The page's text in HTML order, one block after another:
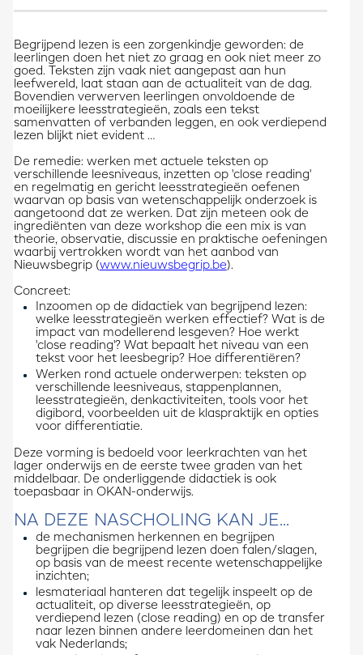
Begrijpend lezen is een zorgenkindje geworden: de
leerlingen doen het niet zo graag en ook niet meer zo
goed. Teksten zijn vaak niet aangepast aan hun
leefwereld, laat staan aan de actualiteit van de dag.
Bovendien verwerven leerlingen onvoldoende de
moeilijkere leesstrategieën, zoals een tekst
samenvatten of verbanden leggen, en ook verdiepend
lezen blijkt niet evident …
De remedie: werken met actuele teksten op
verschillende leesniveaus, inzetten op 'close reading'
en regelmatig en gericht leesstrategieën oefenen
waarvan op basis van wetenschappelijk onderzoek is
aangetoond dat ze werken. Dat zijn meteen ook de
ingrediënten van deze workshop die een mix is van
theorie, observatie, discussie en praktische oefeningen
waarbij vertrokken wordt van het aanbod van
Nieuwsbegrip (www.nieuwsbegrip.be).
Concreet:
Inzoomen op de didactiek van begrijpend lezen:
welke leesstrategieën werken effectief? Wat is de
impact van modellerend lesgeven? Hoe werkt
'close reading'? Wat bepaalt het niveau van een
tekst voor het leesbegrip? Hoe differentiëren?
Werken rond actuele onderwerpen: teksten op
verschillende leesniveaus, stappenplannen,
leesstrategieën, denkactiviteiten, tools voor het
digibord, voorbeelden uit de klaspraktijk en opties
voor differentiatie.
Deze vorming is bedoeld voor leerkrachten van het
lager onderwijs en de eerste twee graden van het
middelbaar. De onderliggende didactiek is ook
toepasbaar in OKAN-onderwijs.
NA DEZE NASCHOLING KAN JE...
de mechanismen herkennen en begrijpen
begrijpen die begrijpend lezen doen falen/slagen,
op basis van de meest recente wetenschappelijke
inzichten;
lesmateriaal hanteren dat tegelijk inspeelt op de
actualiteit, op diverse leesstrategieën, op
verdiepend lezen (close reading) en op de transfer
naar lezen binnen andere leerdomeinen dan het
vak Nederlands;